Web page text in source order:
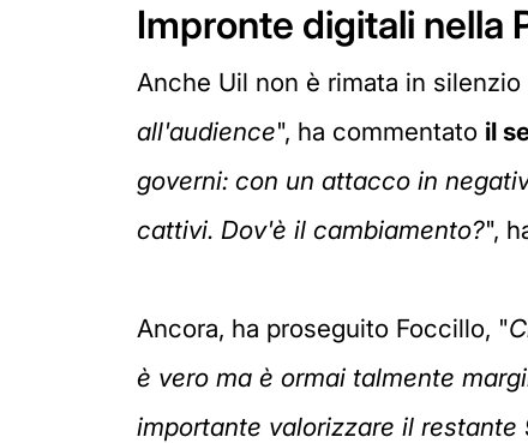
Impronte digitali nella
Anche Uil non è rimata in
all'audience", ha commentato il
governi: con un attacco in
cattivi. Dov'è il cambiamento?",
Ancora, ha proseguito Foccillo, "
è vero ma è ormai talmente
importante valorizzare il